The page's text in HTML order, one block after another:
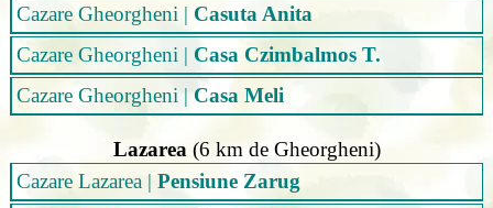
Cazare Gheorgheni | Casuta Anita
Cazare Gheorgheni | Casa Czimbalmos T.
Cazare Gheorgheni | Casa Meli
Lazarea (6 km de Gheorgheni)
Cazare Lazarea | Pensiune Zarug